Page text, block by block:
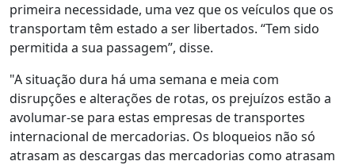
primeira necessidade, uma vez que os veículos que os
transportam têm estado a ser libertados. “Tem sido
permitida a sua passagem”, disse.
"A situação dura há uma semana e meia com
disrupções e alterações de rotas, os prejuízos estão a
avolumar-se para estas empresas de transportes
internacional de mercadorias. Os bloqueios não só
atrasam as descargas das mercadorias como atrasam